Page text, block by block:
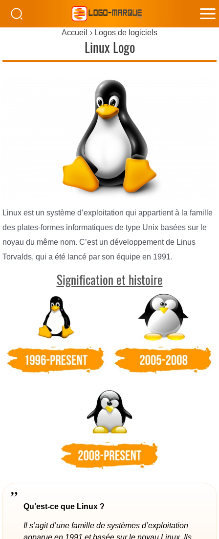
Accueil Logos de logiciels
Linux Logo
Linux est un système d’exploitation qui appartient à la famille
des plates-formes informatiques de type Unix basées sur le
noyau du même nom. C’est un développement de Linus
Torvalds, qui a été lancé par son équipe en 1991.
Signification et histoire
Qu’est-ce que Linux ?
Il s’agit d’une famille de systèmes d’exploitation
apparue en 1991 et basée sur le noyau Linux. Ils